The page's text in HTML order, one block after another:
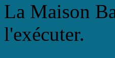
La Maison
l'exécuter.